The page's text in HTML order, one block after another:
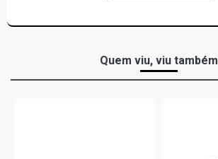
Quem viu, viu também